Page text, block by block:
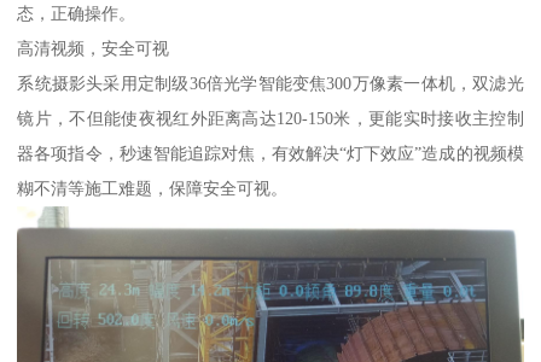
态，正确操作。
高清视频，安全可视
系统摄影头采用定制级36倍光学智能变焦300万像素一体机，双滤光
镜片，不但能使夜视红外距离高达120-150米，更能实时接收主控制
器各项指令，秒速智能追踪对焦，有效解决“灯下效应”造成的视频模
糊不清等施工难题，保障安全可视。